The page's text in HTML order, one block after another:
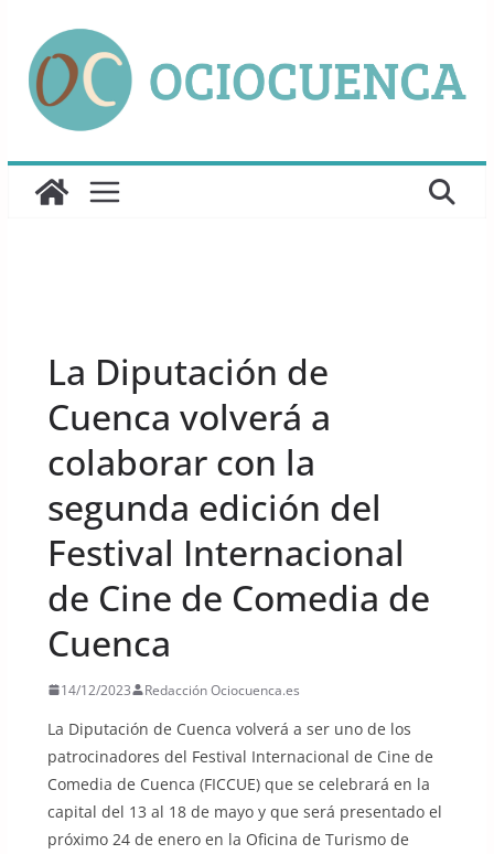
contenido
La Diputación de
Cuenca volverá a
colaborar con la
segunda edición del
Festival Internacional
de Cine de Comedia de
Cuenca
14/12/2023 Redacción Ociocuenca.es
La Diputación de Cuenca volverá a ser uno de los
patrocinadores del Festival Internacional de Cine de
Comedia de Cuenca (FICCUE) que se celebrará en la
capital del 13 al 18 de mayo y que será presentado el
próximo 24 de enero en la Oficina de Turismo de